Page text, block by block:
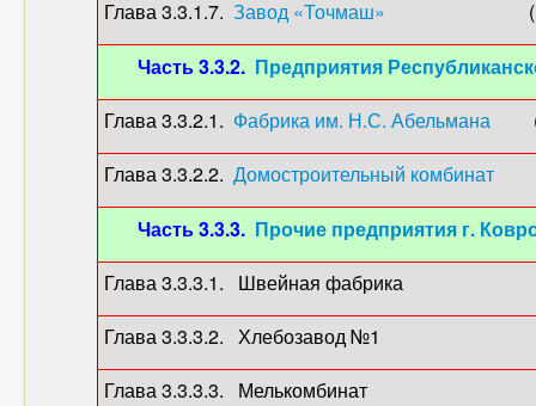
Глава 3.3.1.7. Завод «Точмаш» (… -
Часть 3.3.2. Предприятия
Глава 3.3.2.1. Фабрика им. Н.С. Абельмана
Глава 3.3.2.2. Домостроительный комбинат
Часть 3.3.3. Прочие предприятия г.
Глава 3.3.3.1. Швейная
Глава 3.3.3.2. Хлебозавод №1
Глава 3.3.3.3. Мелькомбинат